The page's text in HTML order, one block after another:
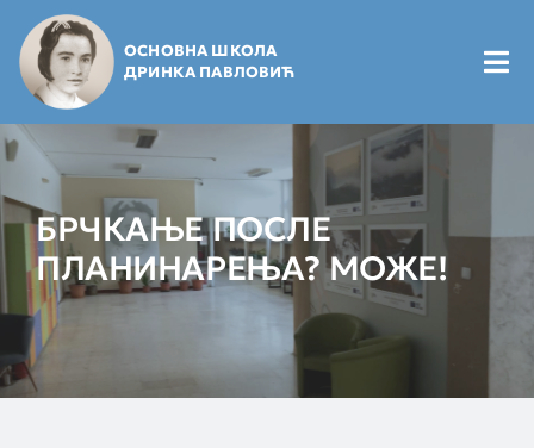
content
ОСНОВНА ШКОЛА
ДРИНКА ПАВЛОВИЋ
Почетна
Будући ђаци
Школарци
Маме и тате
БРЧКАЊЕ ПОСЛЕ
ПЛАНИНАРЕЊА? МОЖЕ!